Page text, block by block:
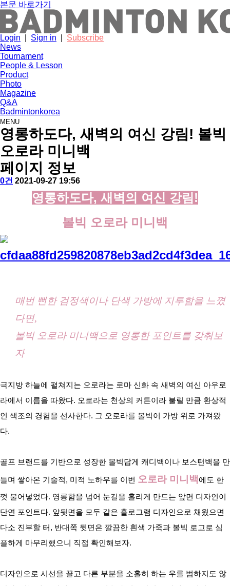
본문 바로가기
Login Sign in
Subscribe
News
Tournament
People & Lesson
Product
Photo
Magazine
Q&A
Badmintonkorea
MENU
product
영롱하도다, 새벽의 여신 강림! 볼빅
오로라 미니백
페이지 정보
작
배
아
댓
0건 작
2021-09-27 19:56
영롱하도다, 새벽의 여신 강림!
볼빅 오로라 미니백
매번 뻔한 검정색이나 단색 가방에 지루함을 느꼈
다면,
볼빅 오로라 미니백으로 영롱한 포인트를 갖춰보
자
극지방 하늘에 펼쳐지는 오로라는 로마 신화 속 새벽의 여신 아우로
라에서 이름을 따왔다. 오로라는 천상의 커튼이라 불릴 만큼 환상적
인 색조의 경험을 선사한다. 그 오로라를 볼빅이 가방 위로 가져왔
다.
골프 브랜드를 기반으로 성장한 볼빅답게 캐디백이나 보스턴백을 만
들며 쌓아온 기술적, 미적 노하우를 이번 오로라 미니백 에도 한
껏 불어넣었다. 영롱함을 넘어 눈길을 홀리게 만드는 앞면 디자인이
단연 포인트다. 앞뒷면을 모두 같은 홀로그램 디자인으로 채웠으면
다소 진부할 터, 반대쪽 뒷면은 깔끔한 흰색 가죽과 볼빅 로고로 심
플하게 마무리했으니 직접 확인해보자.
디자인으로 시선을 끌고 다른 부분을 소홀히 하는 우를 범하지도 않